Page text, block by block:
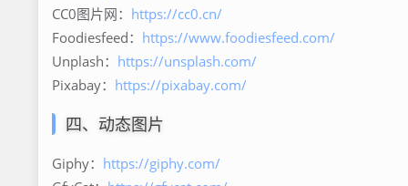
CC0图片网： https://cc0.cn/
Foodiesfeed： https://www.foodiesfeed.com/
Unplash： https://unsplash.com/
Pixabay： https://pixabay.com/
四、动态图片
Giphy： https://giphy.com/